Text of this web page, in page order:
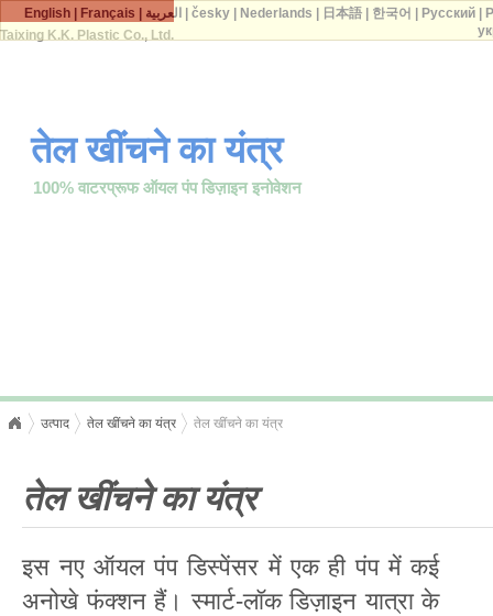
Taixing K.K. Plastic Co., Ltd.
तेल खींचने का यंत्र
100% वाटरप्रूफ ऑयल पंप डिज़ाइन इनोवेशन
उत्पाद तेल खींचने का यंत्र तेल खींचने का यंत्र
तेल खींचने का यंत्र
इस नए ऑयल पंप डिस्पेंसर में एक ही पंप में कई
अनोखे फंक्शन हैं। स्मार्ट-लॉक डिज़ाइन यात्रा के
English Français العربية |česky Nederlands 日本語 한국어 Русский